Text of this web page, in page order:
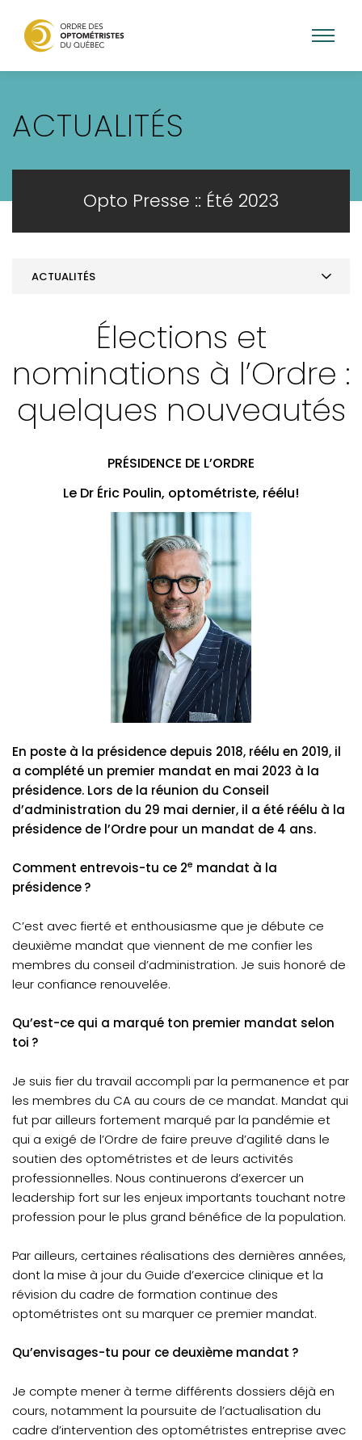
contenu
ACTUALITÉS
Opto Presse :: Été 2023
ACTUALITÉS
Élections et nominations à l’Ordre
25 ans du DG de l'Ordre
Bilan pour le bureau du syndic
Enjeux et orientations: planification stratégique
VOTRE PRATIQUE
VOTRE FORMATION CONTINUE
Élections et
nominations à l’Ordre :
quelques nouveautés
PRÉSIDENCE DE L’ORDRE
Le Dr Éric Poulin, optométriste, réélu!
En poste à la présidence depuis 2018, réélu en 2019, il
a complété un premier mandat en mai 2023 à la
présidence. Lors de la réunion du Conseil
d’administration du 29 mai dernier, il a été réélu à la
présidence de l’Ordre pour un mandat de 4 ans.
Comment entrevois-tu ce 2e mandat à la
présidence ?
C’est avec fierté et enthousiasme que je débute ce
deuxième mandat que viennent de me confier les
membres du conseil d’administration. Je suis honoré de
leur confiance renouvelée.
Qu’est-ce qui a marqué ton premier mandat selon
toi ?
Je suis fier du travail accompli par la permanence et par
les membres du CA au cours de ce mandat. Mandat qui
fut par ailleurs fortement marqué par la pandémie et
qui a exigé de l’Ordre de faire preuve d’agilité dans le
soutien des optométristes et de leurs activités
professionnelles. Nous continuerons d’exercer un
leadership fort sur les enjeux importants touchant notre
profession pour le plus grand bénéfice de la population.
Par ailleurs, certaines réalisations des dernières années,
dont la mise à jour du Guide d’exercice clinique et la
révision du cadre de formation continue des
optométristes ont su marquer ce premier mandat.
Qu’envisages-tu pour ce deuxième mandat ?
Je compte mener à terme différents dossiers déjà en
cours, notamment la poursuite de l’actualisation du
cadre d’intervention des optométristes entreprise avec